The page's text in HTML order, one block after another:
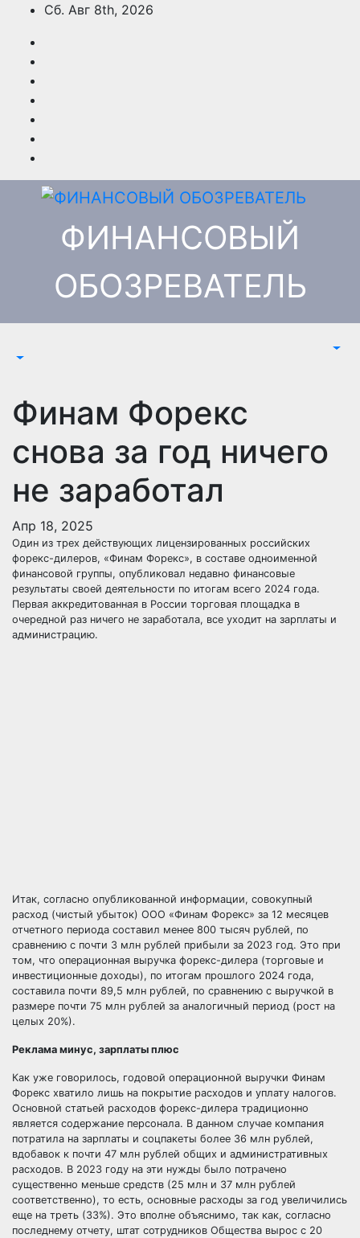
Перейти
содержимому
Сб. Авг 8th, 2026
ФИНАНСОВЫЙ
ОБОЗРЕВАТЕЛЬ
Финам Форекс
снова за год ничего
не заработал
Апр 18, 2025
Один из трех действующих лицензированных российских
форекс-дилеров, «Финам Форекс», в составе одноименной
финансовой группы, опубликовал недавно финансовые
результаты своей деятельности по итогам всего 2024 года.
Первая аккредитованная в России торговая площадка в
очередной раз ничего не заработала, все уходит на зарплаты и
администрацию.
Итак, согласно опубликованной информации, совокупный
расход (чистый убыток) ООО «Финам Форекс» за 12 месяцев
отчетного периода составил менее 800 тысяч рублей, по
сравнению с почти 3 млн рублей прибыли за 2023 год. Это при
том, что операционная выручка форекс-дилера (торговые и
инвестиционные доходы), по итогам прошлого 2024 года,
составила почти 89,5 млн рублей, по сравнению с выручкой в
размере почти 75 млн рублей за аналогичный период (рост на
целых 20%).
Реклама минус, зарплаты плюс
Как уже говорилось, годовой операционной выручки Финам
Форекс хватило лишь на покрытие расходов и уплату налогов.
Основной статьей расходов форекс-дилера традиционно
является содержание персонала. В данном случае компания
потратила на зарплаты и соцпакеты более 36 млн рублей,
вдобавок к почти 47 млн рублей общих и административных
расходов. В 2023 году на эти нужды было потрачено
существенно меньше средств (25 млн и 37 млн рублей
соответственно), то есть, основные расходы за год увеличились
еще на треть (33%). Это вполне объяснимо, так как, согласно
последнему отчету, штат сотрудников Общества вырос с 20